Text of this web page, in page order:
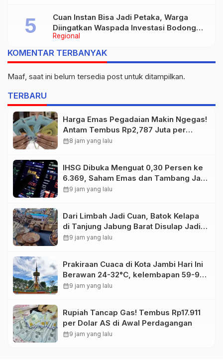
Regional
Cuan Instan Bisa Jadi Petaka, Warga
Diingatkan Waspada Investasi Bodong
dan Judi Online
KOMENTAR TERBANYAK
Maaf, saat ini belum tersedia post untuk ditampilkan.
TERBARU
Harga Emas Pegadaian Makin Ngegas!
Antam Tembus Rp2,787 Juta per
Gram
calendar_month8 jam yang lalu
IHSG Dibuka Menguat 0,30 Persen ke
6.369, Saham Emas dan Tambang Jadi
Penggerak
calendar_month9 jam yang lalu
Dari Limbah Jadi Cuan, Batok Kelapa
di Tanjung Jabung Barat Disulap Jadi
Kerajinan Bernilai Tinggi
calendar_month9 jam yang lalu
Prakiraan Cuaca di Kota Jambi Hari Ini
Berawan 24-32°C, kelembapan 59-97
persen.
calendar_month9 jam yang lalu
Rupiah Tancap Gas! Tembus Rp17.911
per Dolar AS di Awal Perdagangan
calendar_month9 jam yang lalu